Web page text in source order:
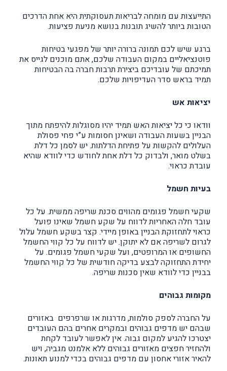
התייעצות עם מומחה לבריאות תעסוקתית היא אחת הדרכים
הטובות ביותר להשיג תובנות בנושא מניעת פציעות.
ברגע שיש לכם תמונה ברורה יותר של מפגעי בטיחות
פוטנציאליים במקום העבודה שלכם, אתם מוכנים לגייס את
תמיכתם של עובדיכם ביצירת תרבות חברה בה הבטיחות
תמיד בראש סדר העדיפויות שלכם.
יציאות אש
וודאו כי כל יציאות האש תמיד יהיו מסוגלות להיפתח מתוך
הבניין בשעות העבודה ושאינן חסומות ע”י פחי פסולת
העלולים להקשות על פתיחת הדלתות. יש לסמן כל דלת
בשלט מואר, ולבדוק כל דלת אחת לחודש כדי לוודא שהיא
עובדת כראוי.
בעיות חשמל
שקעי חשמל פגומים מהווים סכנת שריפה ממשית. על כל
עובד חלה האחריות לדווח על שקע חשמל שאינו פועל
כראוי לתחזוקת הבניין באופן מיידי. קצר בשקע חשמל עלול
לגרום לשריפה אם לא יתוקן. יש לדווח על כל קווי החשמל
החשופים או המרופטים, ועל שקעי חשמל פגומים. על
יחידת התחזוקה לבצע בדיקה חודשית של כל קווי החשמל
בבניין כדי לוודא שאין סכנות שריפה.
מקומות גבוהים
על החברה לספק סולמות, מדרגות או שרפרפים באזורים
שבהם יש מדפים גבוהים ובמקרים אחרים בהם העובדים
יצטרכו להגיע למקום גבוה. אין לאפשר לעובד לקחת
ולהחזיר חפצים מאזורים גבוהים ללא אלמנט מגביה, ויש
להאיר אזורי אחסון עם מדפים גבוהים בכדי למנוע תאונות.